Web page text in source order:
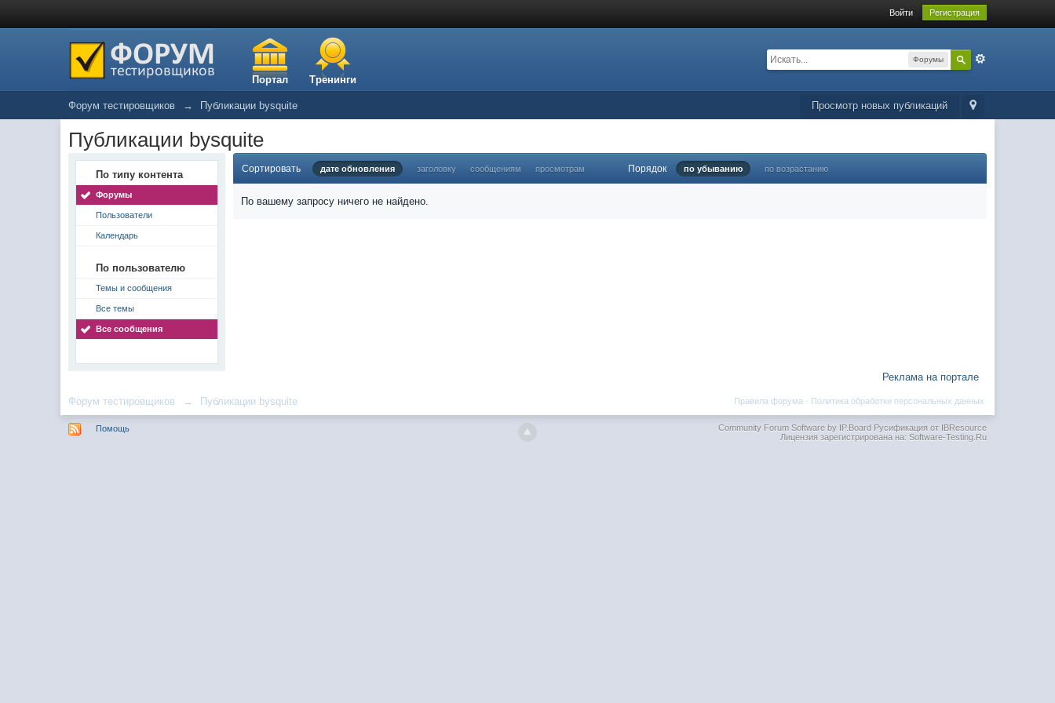
Войти Регистрация
Портал Тренинги
Форумы
Просмотр новых публикаций
Форум тестировщиков → Публикации bysquite
Публикации bysquite
По типу контента
Форумы
Пользователи
Календарь
По пользователю
Темы и сообщения
Все темы
Все сообщения
Сортировать дате обновления заголовку сообщениям просмотрам Порядок по убыванию по возрастанию
По вашему запросу ничего не найдено.
Реклама на портале
Форум тестировщиков → Публикации bysquite Политика обработки персональных данных
Правила форума ·
Помощь Community Forum Software by IP.BoardРусификация от IBResource
Лицензия зарегистрирована на: Software-Testing.Ru